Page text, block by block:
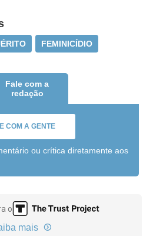
FEMINICÍDIO
Fale com a
redação
COM A GENTE
ou crítica diretamente aos
o
mais